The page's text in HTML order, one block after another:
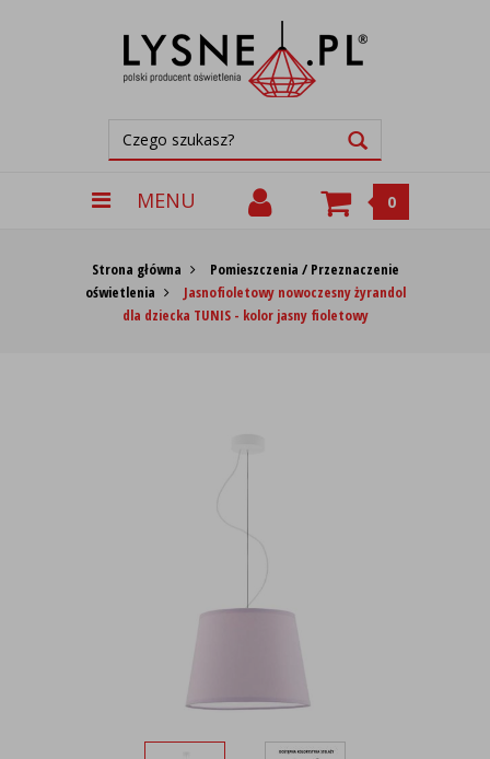
MENU 0
Strona główna
Pomieszczenia / Przeznaczenie
oświetlenia
Jasnofioletowy nowoczesny żyrandol
dla dziecka TUNIS - kolor jasny fioletowy